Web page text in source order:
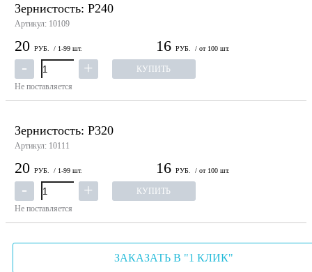
Зернистость: P240
Артикул: 10109
20 РУБ. / 1-99 шт. 16 РУБ. / от 100 шт.
КУПИТЬ
Не поставляется
Зернистость: P320
Артикул: 10111
20 РУБ. / 1-99 шт. 16 РУБ. / от 100 шт.
КУПИТЬ
Не поставляется
ЗАКАЗАТЬ В "1 КЛИК"